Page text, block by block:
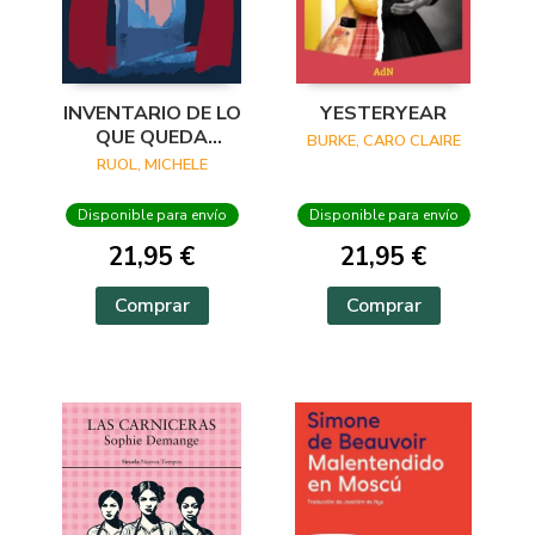
INVENTARIO DE LO
QUE QUEDA
CUANDO EL
RUOL, MICHELE
Disponible para envío
21,95 €
Comprar
YESTERYEAR
BURKE, CARO CLAIRE
Disponible para envío
21,95 €
Comprar